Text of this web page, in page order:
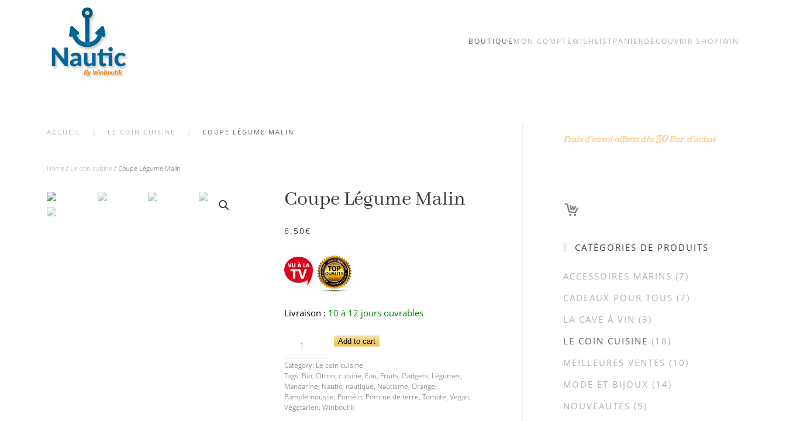
content
BOUTIQUE MON COMPTEWISHLISTPANIERDÉCOUVRIR SHOPIWIN
ACCUEIL LE COIN CUISINE COUPE LÉGUME MALIN
Home / Le coin cuisine / Coupe Légume Malin
Coupe Légume Malin
6,50€
Livraison : 10 à 12 jours ouvrables
Coupe
Malin
quantity
Add to cart
Category: Le coin cuisine
Tags: Bio,CItron,cuisine, Eau, Fruits,Gadgets, Légumes,
Mandarine, Nautic, nautique, Nautisme,Orange,
Pamplemousse, Pomélo, Pomme de terre,Tomate,Vegan,
Végétarien,Winboutik
Frais d’envoi offerts dès50Eur. d’achat
CATÉGORIES DE PRODUITS
ACCESSOIRES MARINS (7)
CADEAUX POUR TOUS (7)
LA CAVE À VIN (3)
LE COIN CUISINE (18)
MEILLEURES VENTES (10)
MODE ET BIJOUX (14)
NOUVEAUTÉS (5)